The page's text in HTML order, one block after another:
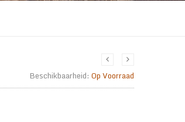
Beschikbaarheid: Op Voorraad